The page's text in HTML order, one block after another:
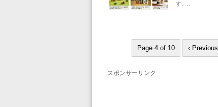
す。..
Page 4 of 10 ‹ Previous
スポンサーリンク